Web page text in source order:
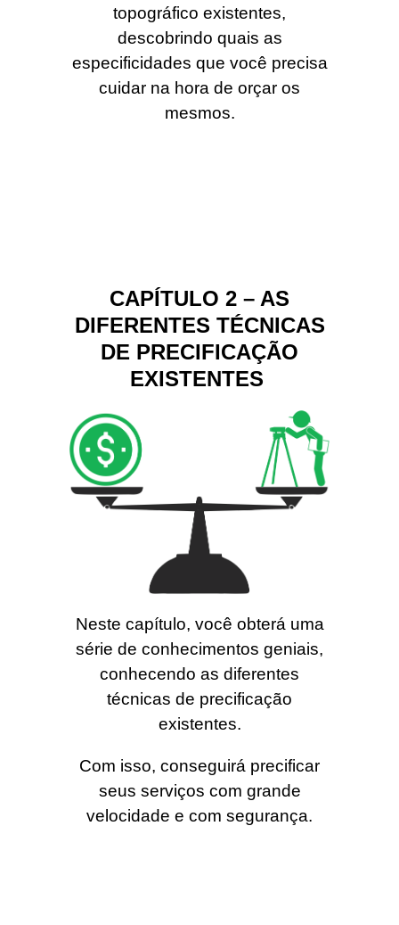
topográfico existentes,
descobrindo quais as
especificidades que você precisa
cuidar na hora de orçar os
mesmos.
CAPÍTULO 2 – AS
DIFERENTES TÉCNICAS
DE PRECIFICAÇÃO
EXISTENTES
Neste capítulo, você obterá uma
série de conhecimentos geniais,
conhecendo as diferentes
técnicas de precificação
existentes.
Com isso, conseguirá precificar
seus serviços com grande
velocidade e com segurança.